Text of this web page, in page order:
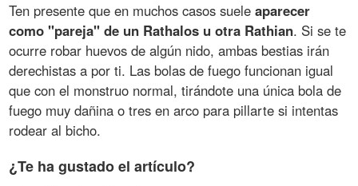
Ten presente que en muchos casos sueleaparecer
como "pareja" de un Rathalos u otra Rathian. Si se te
ocurre robar huevos de algún nido, ambas bestias irán
derechistas a por ti. Las bolas de fuego funcionan igual
que con el monstruo normal, tirándote una única bola de
fuego muy dañina o tres en arco para pillarte si intentas
rodear al bicho.
¿Te ha gustado el artículo?